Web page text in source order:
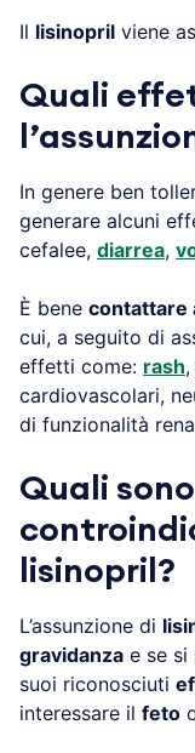
Il lisinopril viene
Quali
In genere ben
generare alcuni
cefalee, diarrea,
È bene contattare
cui, a seguito di
effetti come: rash,
cardiovascolari,
di funzionalità
Quali
lisinopril?
L’assunzione di
gravidanza e se si
suoi riconosciuti
interessare il feto